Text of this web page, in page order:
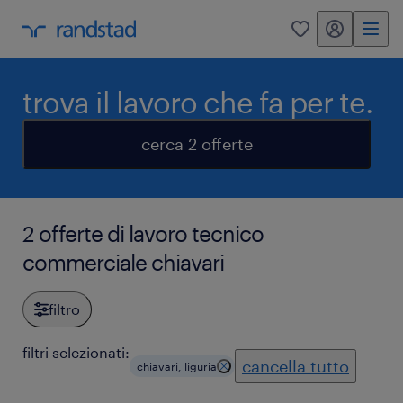
0 my randstad
trova il lavoro che fa per te.
cerca 2 offerte
2 offerte di lavoro tecnico
commerciale chiavari
filtro
filtri selezionati:
chiavari, liguria cancella tutto